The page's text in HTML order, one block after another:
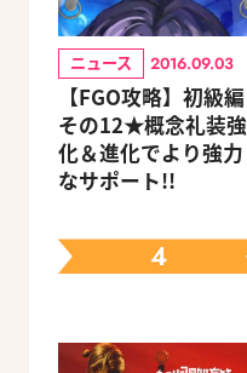
ニュース 2016.09.03
【FGO攻略】初級編
その12★概念礼装強
化＆進化でより強力
なサポート!!
4